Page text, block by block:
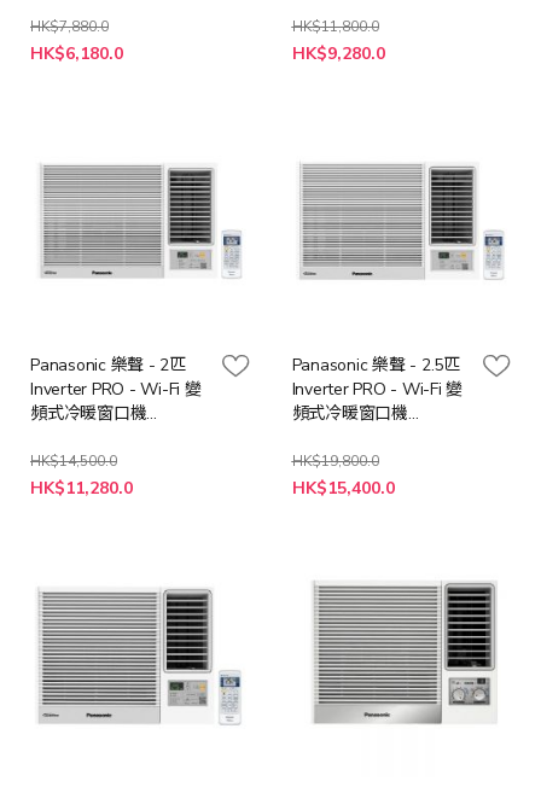
HK$7,880.0
特
殊
HK$6,180.0
HK$11,800.0
特
殊
HK$9,280.0
Panasonic 樂聲 - 2匹
Inverter PRO - Wi-Fi 變
頻式冷暖窗口機
HK$14,500.0
特
殊
HK$11,280.0
Panasonic 樂聲 - 2.5匹
Inverter PRO - Wi-Fi 變
頻式冷暖窗口機
HK$19,800.0
特
殊
HK$15,400.0